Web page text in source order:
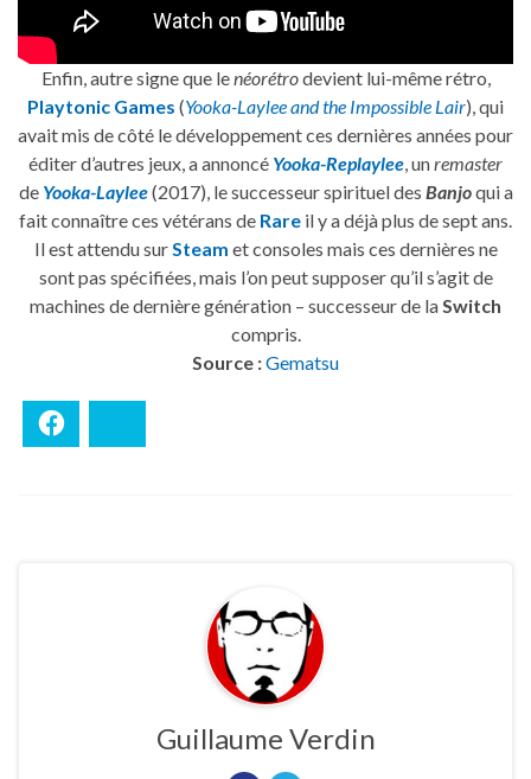
Enfin, autre signe que lenéorétrodevient lui-même rétro,
Playtonic Games (Yooka-Laylee and the Impossible Lair), qui
avait mis de côté le développement ces dernières années pour
éditer d’autres jeux, a annoncé Yooka-Replaylee, unremaster
de Yooka-Laylee(2017), le successeur spirituel des Banjoqui a
fait connaître ces vétérans de Rare il y a déjà plus de sept ans.
Il est attendu surSteam et consoles mais ces dernières ne
sont pas spécifiées, mais l’on peut supposer qu’il s’agit de
machines de dernière génération – successeur de laSwitch
compris.
Source :Gematsu
Guillaume Verdin